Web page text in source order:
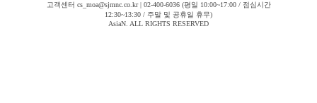
고객센터 cs_moa@sjmnc.co.kr | 02-400-6036 (평일 10:00~17:00 / 점심시간
12:30~13:30 / 주말 및 공휴일 휴무)
AsiaN. ALL RIGHTS RESERVED